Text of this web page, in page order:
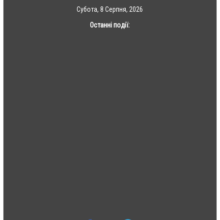
Субота, 8 Серпня, 2026
Останні події: